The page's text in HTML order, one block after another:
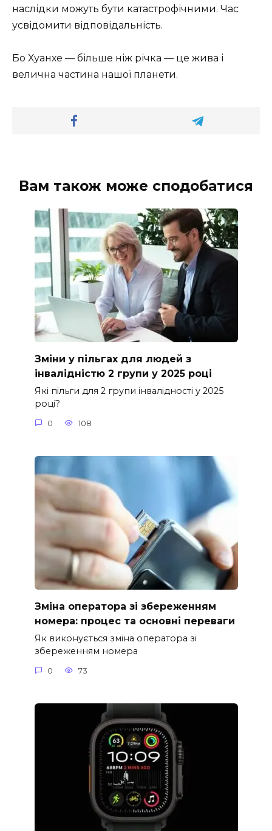
наслідки можуть бути катастрофічними. Час
усвідомити відповідальність.
Бо Хуанхе — більше ніж річка — це жива і
велична частина нашої планети.
Вам також може сподобатися
Зміни у пільгах для людей з
інвалідністю 2 групи у 2025 році
Які пільги для 2 групи інвалідності у 2025
році?
0 108
Зміна оператора зі збереженням
номера: процес та основні переваги
Як виконується зміна оператора зі
збереженням номера
0 73